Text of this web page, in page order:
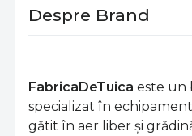
Despre Brand
FabricaDeTuica este un
specializat în
gătit în aer liber și